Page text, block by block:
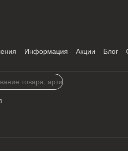
Информация Акции Блог